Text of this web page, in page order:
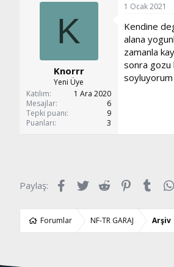
K
Knorrr
Yeni Üye
Katılım
1 Ara 2020
Mesajlar
6
Tepki puanı
9
Puanları
3
1 Ocak 2021
Kendine
alana
zamanla
sonra gozu
Paylaş: FacebookTwitterReddit Pinterest
Forumlar NF-TR GARAJ Arşiv